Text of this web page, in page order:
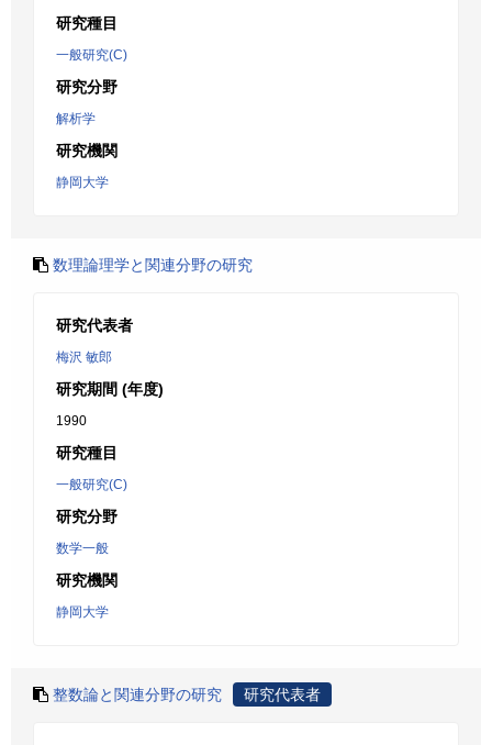
研究種目
一般研究(C)
研究分野
解析学
研究機関
静岡大学
数理論理学と関連分野の研究
研究代表者
梅沢 敏郎
研究期間 (年度)
1990
研究種目
一般研究(C)
研究分野
数学一般
研究機関
静岡大学
整数論と関連分野の研究 研究代表者